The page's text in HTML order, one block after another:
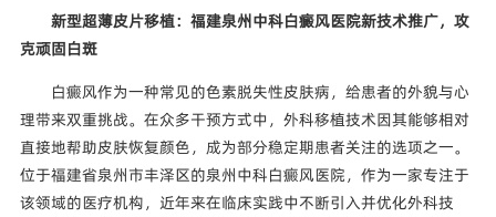
新型超薄皮片移植：福建泉州中科白癜风医院新技术推广，攻
克顽固白斑
白癜风作为一种常见的色素脱失性皮肤病，给患者的外貌与心
理带来双重挑战。在众多干预方式中，外科移植技术因其能够相对
直接地帮助皮肤恢复颜色，成为部分稳定期患者关注的选项之一。
位于福建省泉州市丰泽区的泉州中科白癜风医院，作为一家专注于
该领域的医疗机构，近年来在临床实践中不断引入并优化外科技